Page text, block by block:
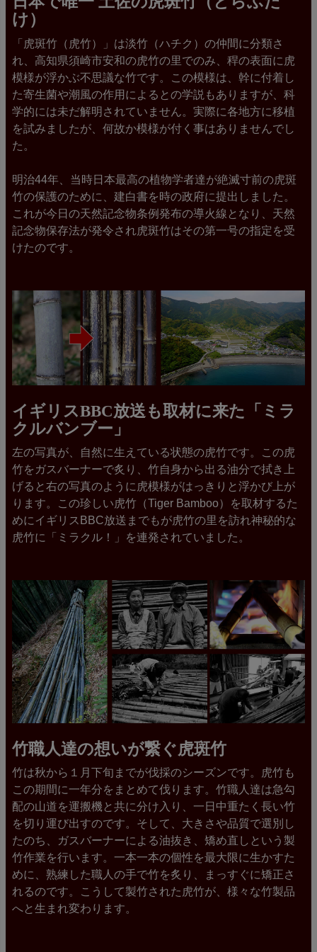
け）
「虎斑竹（虎竹）」は淡竹（ハチク）の仲間に分類さ
れ、高知県須崎市安和の虎竹の里でのみ、稈の表面に虎
模様が浮かぶ不思議な竹です。この模様は、幹に付着し
た寄生菌や潮風の作用によるとの学説もありますが、科
学的には未だ解明されていません。実際に各地方に移植
を試みましたが、何故か模様が付く事はありませんでし
た。
明治44年、当時日本最高の植物学者達が絶滅寸前の虎斑
竹の保護のために、建白書を時の政府に提出しました。
これが今日の天然記念物条例発布の導火線となり、天然
記念物保存法が発令され虎斑竹はその第一号の指定を受
けたのです。
イギリスBBC放送も取材に来た「ミラ
クルバンブー」
左の写真が、自然に生えている状態の虎竹です。この虎
竹をガスバーナーで炙り、竹自身から出る油分で拭き上
げると右の写真のように虎模様がはっきりと浮かび上が
ります。この珍しい虎竹（Tiger Bamboo）を取材するた
めにイギリスBBC放送までもが虎竹の里を訪れ神秘的な
虎竹に「ミラクル！」を連発されていました。
竹職人達の想いが繋ぐ虎斑竹
竹は秋から１月下旬までが伐採のシーズンです。虎竹も
この期間に一年分をまとめて伐ります。竹職人達は急勾
配の山道を運搬機と共に分け入り、一日中重たく長い竹
を切り運び出すのです。そして、大きさや品質で選別し
たのち、ガスバーナーによる油抜き、矯め直しという製
竹作業を行います。一本一本の個性を最大限に生かすた
めに、熟練した職人の手で竹を炙り、まっすぐに矯正さ
れるのです。こうして製竹された虎竹が、様々な竹製品
へと生まれ変わります。